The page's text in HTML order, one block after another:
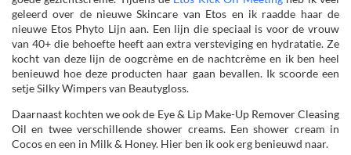
geleerd over de nieuwe Skincare van Etos en ik raadde haar de
nieuwe Etos Phyto Lijn aan. Een lijn die speciaal is voor de vrouw
van 40+ die behoefte heeft aan extra versteviging en hydratatie. Ze
kocht van deze lijn de oogcrème en de nachtcrème en ik ben heel
benieuwd hoe deze producten haar gaan bevallen. Ik scoorde een
setje Silky Wimpers van Beautygloss.
Daarnaast kochten we ook de Eye & Lip Make-Up Remover Cleasing
Oil en twee verschillende shower creams. Een shower cream in
Cocos en een in Milk & Honey. Hier ben ik ook erg benieuwd naar.